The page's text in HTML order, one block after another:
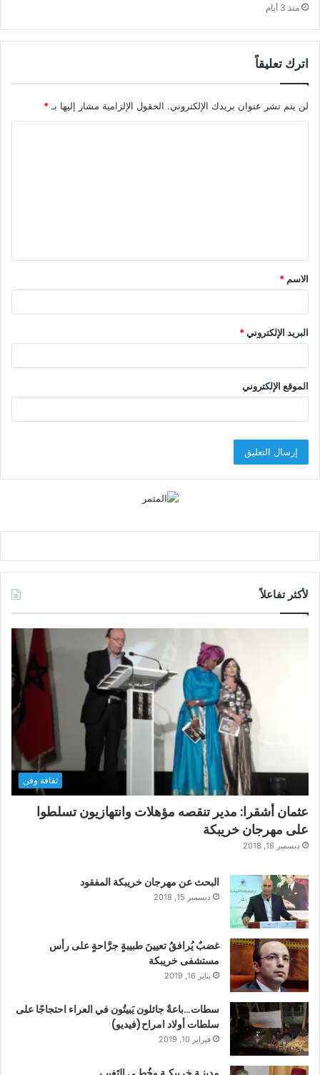
منذ 3 أيام
اترك تعليقاً
لن يتم نشر عنوان بريدك الإلكتروني. الحقول الإلزامية مشار إليها بـ *
ق
*
الاسم *
البريد الإلكتروني*
الموقع الإلكتروني
لأكثر تفاعلاً
ثقافة وفن
عثمان أشقرا: مدير تنقصه مؤهلات وانتهازيون تسلطوا
على مهرجان خريبكة
ديسمبر 16, 2018
البحث عن مهرجان خريبكة المفقود
ديسمبر 15, 2018
غضبٌ يُرافقُ تعيينَ طبيبةٍ جرَّاحةٍ على رأس
مستشفى خريبكة
يناير 16, 2019
سطات…باعةٌ جائلون يَبيتُون في العراء احتجاجًا على
سلطات أولاد امراح(فيديو)
فبراير 10, 2019